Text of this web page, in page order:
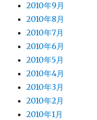
2010年9月
2010年8月
2010年7月
2010年6月
2010年5月
2010年4月
2010年3月
2010年2月
2010年1月